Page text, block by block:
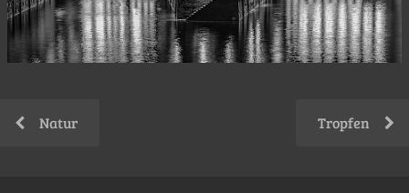
Natur Tropfen